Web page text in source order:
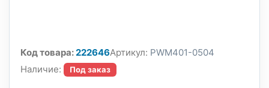
Код товара:222646Артикул: PWM401-0504
Наличие:
Под заказ